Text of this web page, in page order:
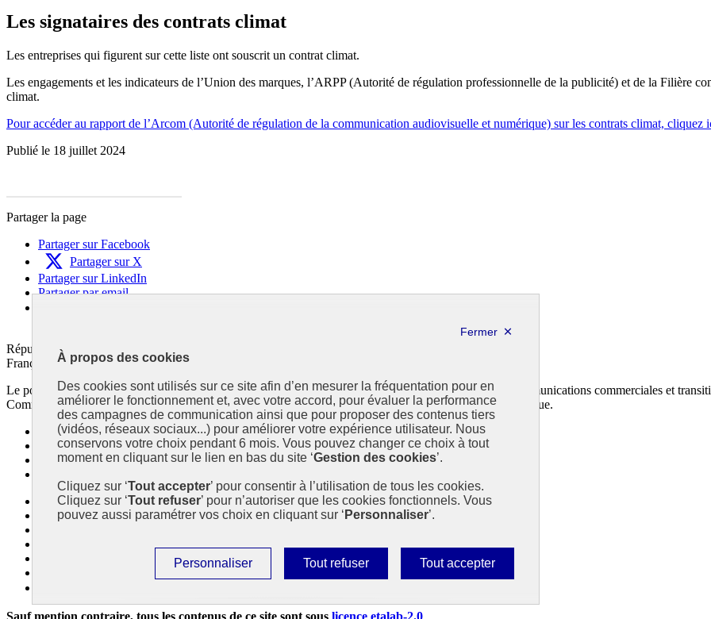
Les signataires des contrats climat
Les entreprises qui figurent sur cette liste ont souscrit un contrat climat.
Les engagements et les indicateurs de l’Union des marques, l’ARPP (Autorité de régulation professionnelle de la publicité) et de la Filière
climat.
Pour accéder au rapport de l’Arcom (Autorité de régulation de la communication audiovisuelle et numérique) sur les contrats climat, cliquez
Publié le 18 juillet 2024
Partager la page
Partager sur Facebook
Partager sur X
Partager sur LinkedIn
Partager par email
République
Française
Le portail est conçu pour être le point d'accès national à la déclaration et au dépôt des contrats climat communications commerciales et
Commissariat général au développement durable (CGDD), direction du ministère de la Transition écologique.
info.gouv.fr- ouvre une nouvelle fenêtre
service-public.fr - ouvre une nouvelle fenêtre
legifrance.gouv.fr/- ouvre une nouvelle fenêtre
Plan du site
Accessibilité : partiellement conforme
Sauf mention contraire, tous les contenus de ce site sont sous licence etalab-2.0
À propos des cookies
Des cookies sont utilisés sur ce site afin d’en mesurer la fréquentation pour en
améliorer le fonctionnement et, avec votre accord, pour évaluer la performance
des campagnes de communication ainsi que pour proposer des contenus tiers
(vidéos, réseaux sociaux...) pour améliorer votre expérience utilisateur. Nous
conservons votre choix pendant 6 mois. Vous pouvez changer ce choix à tout
moment en cliquant sur le lien en bas du site ‘Gestion des cookies’.
Cliquez sur ‘Tout accepter’ pour consentir à l’utilisation de tous les cookies.
Cliquez sur ‘Tout refuser’ pour n’autoriser que les cookies fonctionnels. Vous
pouvez aussi paramétrer vos choix en cliquant sur ‘ Personnaliser’.
Tout accepter
Autoriser
tous
Tout refuser
Interdire
tous
Personnaliser
Paramétrer
les